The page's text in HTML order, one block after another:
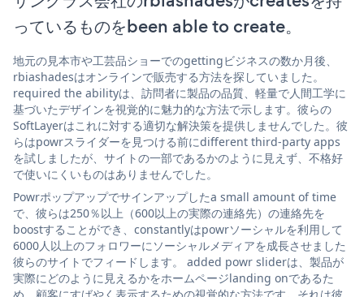
っているものをbeen able to create。
地元の見本市や工芸品ショーでのgettingビジネスの数か月後、
rbiashadesはオンラインで販売する方法を探していました。
required the abilityは、訪問者に製品の品質、軽量で人間工学に
基づいたデザインを視覚的に魅力的な方法で示します。彼らの
SoftLayerはこれに対する適切な解決策を提供しませんでした。彼
らはpowrスライダーを見つける前にdifferent third-party apps
を試しましたが、サイトの一部であるかのように見えず、不格好
で使いにくいものはありませんでした。
Powrポップアップでサインアップしたa small amount of time
で、彼らは250％以上（600以上の実際の連絡先）の連絡先を
boostすることができ、constantlyはpowrソーシャルを利用して
6000人以上のフォロワーにソーシャルメディアを成長させました
彼らのサイトでフィードします。 added powr sliderは、製品が
実際にどのように見えるかをホームページlanding onであるた